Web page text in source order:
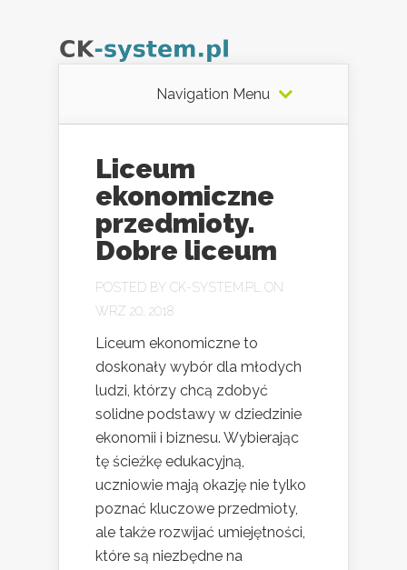
Navigation Menu
Liceum
ekonomiczne
przedmioty.
Dobre liceum
POSTED BY CK-SYSTEM.PL ON
WRZ 20, 2018
Liceum ekonomiczne to
doskonały wybór dla młodych
ludzi, którzy chcą zdobyć
solidne podstawy w dziedzinie
ekonomii i biznesu. Wybierając
tę ścieżkę edukacyjną,
uczniowie mają okazję nie tylko
poznać kluczowe przedmioty,
ale także rozwijać umiejętności,
które są niezbędne na